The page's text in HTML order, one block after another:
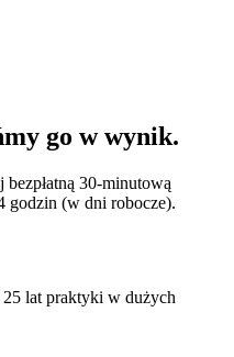
go w wynik.
30-minutową
godzin (w dni robocze).
lat praktyki w dużych